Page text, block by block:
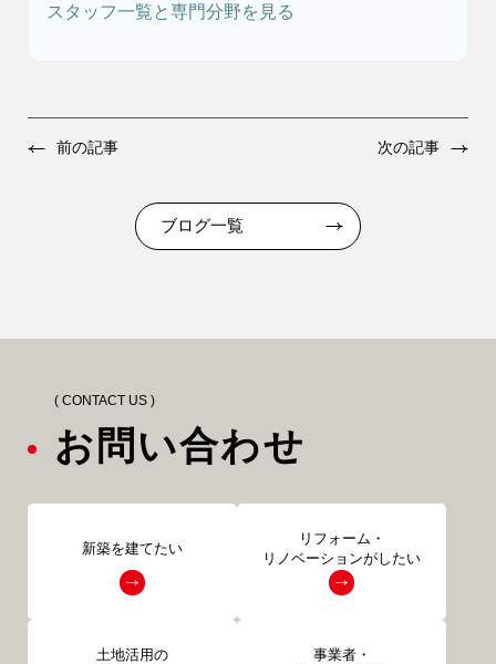
スタッフ一覧と専門分野を見る
前の記事 次の記事
ブログ一覧
( CONTACT US )
お問い合わせ
新築を建てたい
リフォーム・
リノベーションがしたい
土地活用の
事業者・